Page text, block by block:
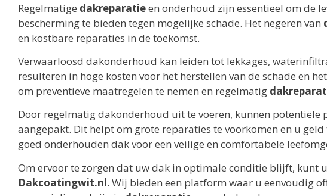
Regelmatige dakreparatieen onderhoud zijn essentieel om de
bescherming te bieden tegen mogelijke schade. Het negeren van
en kostbare reparaties in de toekomst.
Verwaarloosd dakonderhoud kan leiden tot lekkages,
resulteren in hoge kosten voor het herstellen van de schade en
om preventieve maatregelen te nemen en regelmatig
Door regelmatig dakonderhoud uit te voeren, kunnen
aangepakt. Dit helpt om grote reparaties te voorkomen en u
goed onderhouden dak voor een veilige en comfortabele
Om ervoor te zorgen dat uw dak in optimale conditie blijft, kunt
Dakcoatingwit.nl. Wij bieden een platform waar u eenvoudig